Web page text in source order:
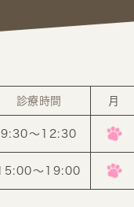
診療時間 月
9:30〜12:30
15:00〜19:00